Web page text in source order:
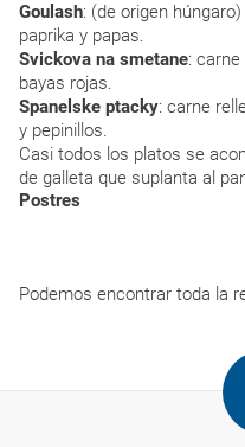
Goulash: (de origen
paprika y papas.
Svickova na smetane:
bayas rojas.
Spanelske ptacky: carne
y pepinillos.
Casi todos los platos se
de galleta que suplanta al
Postres
Podemos encontrar toda la